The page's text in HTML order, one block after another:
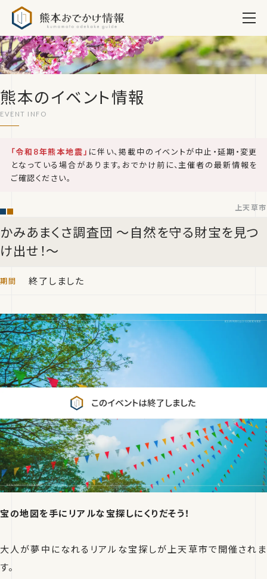
熊本のイベント情報
「令和8年熊本地震」 に伴い、掲載中のイベントが中止・延期・変更
となっている場合があります。おでかけ前に、主催者の最新情報を
ご確認ください。
かみあまくさ調査団 〜自然を守る財宝を見つ
け出せ！〜
上天草市
終了しました
宝の地図を手にリアルな宝探しにくりだそう！
大人が夢中になれるリアルな宝探しが上天草市で開催されま
す。